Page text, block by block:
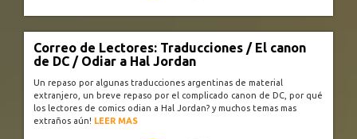
Correo de Lectores: Traducciones / El canon
de DC / Odiar a Hal Jordan
Un repaso por algunas traducciones argentinas de material
extranjero, un breve repaso por el complicado canon de DC, por qué
los lectores de comics odian a Hal Jordan? y muchos temas mas
extraños aún! LEER MAS